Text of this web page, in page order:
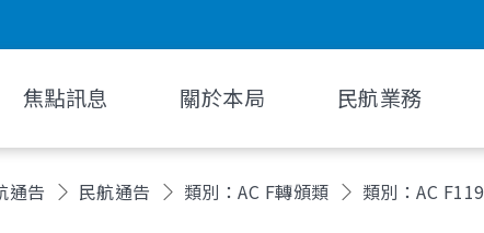
焦點訊息 關於本局 民航業務
通告 民航通告 類別：AC F轉頒類 類別：AC F119